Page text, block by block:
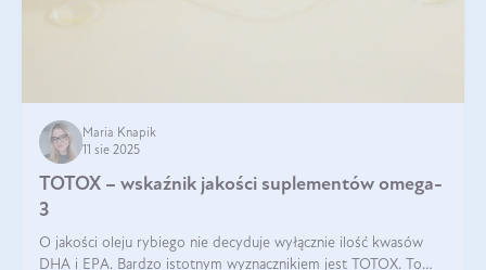
Maria Knapik
11 sie 2025
TOTOX – wskaźnik jakości suplementów omega-
3
O jakości oleju rybiego nie decyduje wyłącznie ilość kwasów
DHA i EPA. Bardzo istotnym wyznacznikiem jest TOTOX. To